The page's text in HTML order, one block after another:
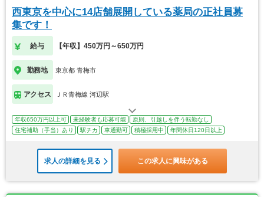
西東京を中心に14店舗展開している薬局の正社員募
集です！
給与 【年収】450万円～650万円
勤務地 東京都 青梅市
アクセス ＪＲ青梅線 河辺駅
年収650万円以上可 未経験者も応募可能
原則、引越しを伴う転勤なし
住宅補助（手当）あり
駅チカ 車通勤可 積極採用中 年間休日120日以上
求人の詳細を見る この求人に興味がある